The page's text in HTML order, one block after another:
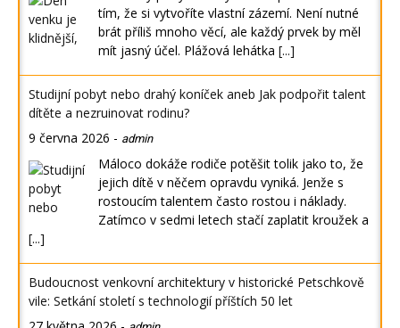
tím, že si vytvoříte vlastní zázemí. Není nutné
brát příliš mnoho věcí, ale každý prvek by měl
mít jasný účel. Plážová lehátka [...]
Studijní pobyt nebo drahý koníček aneb Jak podpořit talent
dítěte a nezruinovat rodinu?
9 června 2026 - admin
Máloco dokáže rodiče potěšit tolik jako to, že
jejich dítě v něčem opravdu vyniká. Jenže s
rostoucím talentem často rostou i náklady.
Zatímco v sedmi letech stačí zaplatit kroužek a
[...]
Budoucnost venkovní architektury v historické Petschkově
vile: Setkání století s technologií příštích 50 let